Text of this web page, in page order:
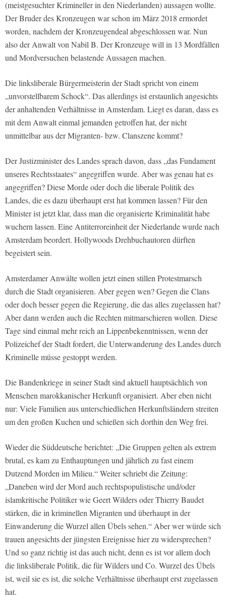
(meistgesuchter Krimineller in den Niederlanden) aussagen wollte.
Der Bruder des Kronzeugen war schon im März 2018 ermordet
worden, nachdem der Kronzeugendeal abgeschlossen war. Nun
also der Anwalt von Nabil B. Der Kronzeuge will in 13 Mordfällen
und Mordversuchen belastende Aussagen machen.
Die linksliberale Bürgermeisterin der Stadt spricht von einem
„unvorstellbarem Schock“. Das allerdings ist erstaunlich angesichts
der anhaltenden Verhältnisse in Amsterdam. Liegt es daran, dass es
mit dem Anwalt einmal jemanden getroffen hat, der nicht
unmittelbar aus der Migranten- bzw. Clanszene kommt?
Der Justizminister des Landes sprach davon, dass „das Fundament
unseres Rechtsstaates“ angegriffen wurde. Aber was genau hat es
angegriffen? Diese Morde oder doch die liberale Politik des
Landes, die es dazu überhaupt erst hat kommen lassen? Für den
Minister ist jetzt klar, dass man die organisierte Kriminalität habe
wuchern lassen. Eine Antiterroreinheit der Niederlande wurde nach
Amsterdam beordert. Hollywoods Drehbuchautoren dürften
begeistert sein.
Amsterdamer Anwälte wollen jetzt einen stillen Protestmarsch
durch die Stadt organisieren. Aber gegen wen? Gegen die Clans
oder doch besser gegen die Regierung, die das alles zugelassen hat?
Aber dann werden auch die Rechten mitmarschieren wollen. Diese
Tage sind einmal mehr reich an Lippenbekenntnissen, wenn der
Polizeichef der Stadt fordert, die Unterwanderung des Landes durch
Kriminelle müsse gestoppt werden.
Die Bandenkriege in seiner Stadt sind aktuell hauptsächlich von
Menschen marokkanischer Herkunft organisiert. Aber eben nicht
nur: Viele Familien aus unterschiedlichen Herkunftsländern streiten
um den großen Kuchen und schießen sich dorthin den Weg frei.
Wieder die Süddeutsche berichtet: „Die Gruppen gelten als extrem
brutal, es kam zu Enthauptungen und jährlich zu fast einem
Dutzend Morden im Milieu.“ Weiter schriebt die Zeitung:
„Daneben wird der Mord auch rechtspopulistische und/oder
islamkritische Politiker wie Geert Wilders oder Thierry Baudet
stärken, die in kriminellen Migranten und überhaupt in der
Einwanderung die Wurzel allen Übels sehen.“ Aber wer würde sich
trauen angesichts der jüngsten Ereignisse hier zu widersprechen?
Und so ganz richtig ist das auch nicht, denn es ist vor allem doch
die linksliberale Politik, die für Wilders und Co. Wurzel des Übels
ist, weil sie es ist, die solche Verhältnisse überhaupt erst zugelassen
hat.